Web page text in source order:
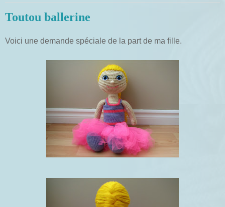
Toutou ballerine
Voici une demande spéciale de la part de ma fille.